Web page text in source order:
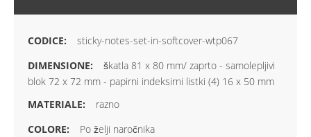
sticky-notes-set-in-softcover-wtp067
škatla 81 x 80 mm/ zaprto - samolepljivi
blok 72 x 72 mm - papirni indeksirni listki (4) 16 x 50 mm
razno
Po želji naročnika